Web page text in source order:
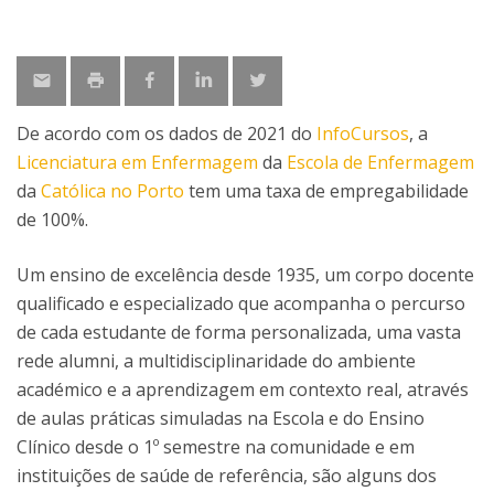
De acordo com os dados de 2021 do InfoCursos, a
Licenciatura em Enfermagem da Escola de Enfermagem
da Católica no Porto tem uma taxa de empregabilidade
de 100%.
Um ensino de excelência desde 1935, um corpo docente
qualificado e especializado que acompanha o percurso
de cada estudante de forma personalizada, uma vasta
rede alumni, a multidisciplinaridade do ambiente
académico e a aprendizagem em contexto real, através
de aulas práticas simuladas na Escola e do Ensino
Clínico desde o 1º semestre na comunidade e em
instituições de saúde de referência, são alguns dos